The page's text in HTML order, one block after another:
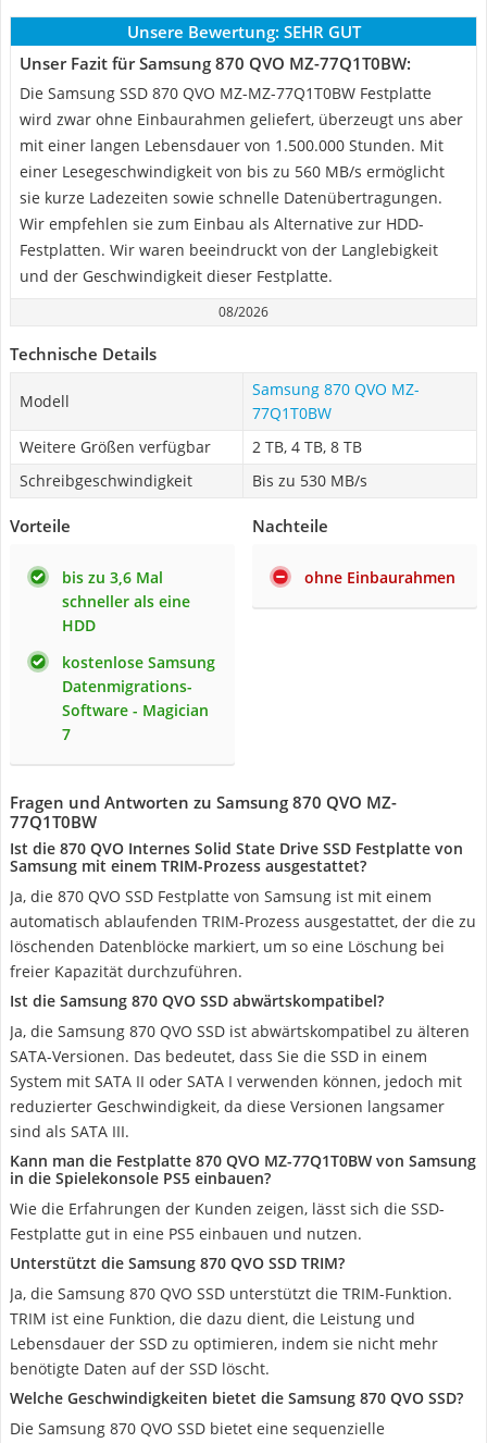
Unsere Bewertung: SEHR GUT
Unser Fazit für Samsung 870 QVO MZ-77Q1T0BW:
Die Samsung SSD 870 QVO MZ-MZ-77Q1T0BW Festplatte
wird zwar ohne Einbaurahmen geliefert, überzeugt uns aber
mit einer langen Lebensdauer von 1.500.000 Stunden. Mit
einer Lesegeschwindigkeit von bis zu 560 MB/s ermöglicht
sie kurze Ladezeiten sowie schnelle Datenübertragungen.
Wir empfehlen sie zum Einbau als Alternative zur HDD-
Festplatten. Wir waren beeindruckt von der Langlebigkeit
und der Geschwindigkeit dieser Festplatte.
08/2026
Technische Details
Modell
Samsung 870 QVO MZ-
77Q1T0BW
Weitere Größen verfügbar
2 TB, 4 TB, 8 TB
Schreibgeschwindigkeit
Bis zu 530 MB/s
Vorteile
bis zu 3,6 Mal
schneller als eine
HDD
kostenlose Samsung
Datenmigrations-
Software - Magician
7
Nachteile
ohne Einbaurahmen
Fragen und Antworten zu Samsung 870 QVO MZ-
77Q1T0BW
Ist die 870 QVO Internes Solid State Drive SSD Festplatte von
Samsung mit einem TRIM-Prozess ausgestattet?
Ja, die 870 QVO SSD Festplatte von Samsung ist mit einem
automatisch ablaufenden TRIM-Prozess ausgestattet, der die zu
löschenden Datenblöcke markiert, um so eine Löschung bei
freier Kapazität durchzuführen.
Ist die Samsung 870 QVO SSD abwärtskompatibel?
Ja, die Samsung 870 QVO SSD ist abwärtskompatibel zu älteren
SATA-Versionen. Das bedeutet, dass Sie die SSD in einem
System mit SATA II oder SATA I verwenden können, jedoch mit
reduzierter Geschwindigkeit, da diese Versionen langsamer
sind als SATA III.
Kann man die Festplatte 870 QVO MZ-77Q1T0BW von Samsung
in die Spielekonsole PS5 einbauen?
Wie die Erfahrungen der Kunden zeigen, lässt sich die SSD-
Festplatte gut in eine PS5 einbauen und nutzen.
Unterstützt die Samsung 870 QVO SSD TRIM?
Ja, die Samsung 870 QVO SSD unterstützt die TRIM-Funktion.
TRIM ist eine Funktion, die dazu dient, die Leistung und
Lebensdauer der SSD zu optimieren, indem sie nicht mehr
benötigte Daten auf der SSD löscht.
Welche Geschwindigkeiten bietet die Samsung 870 QVO SSD?
Die Samsung 870 QVO SSD bietet eine sequenzielle